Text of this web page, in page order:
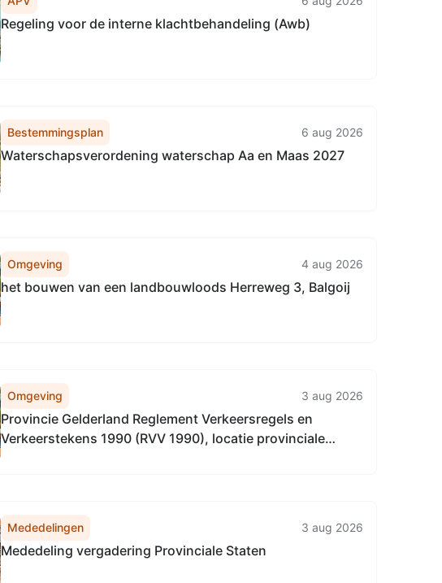
Regeling voor de interne klachtbehandeling (Awb)
Bestemmingsplan 6 aug 2026
Waterschapsverordening waterschap Aa en Maas 2027
Omgeving 4 aug 2026
het bouwen van een landbouwloods Herreweg 3, Balgoij
Omgeving 3 aug 2026
Provincie Gelderland Reglement Verkeersregels en
Verkeerstekens 1990 (RVV 1990), locatie provinciale
Mededelingen 3 aug 2026
Mededeling vergadering Provinciale Staten